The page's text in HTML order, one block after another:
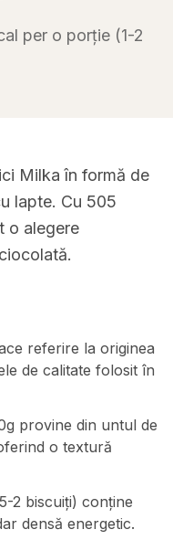
per o porție (1-2
Milka în formă de
lapte. Cu 505
o alegere
referire la originea
de calitate folosit în
provine din untul de
o textură
2 biscuiți) conține
densă energetic.